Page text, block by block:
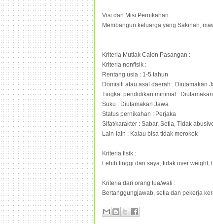
Visi dan Misi Pernikahan :
Membangun keluarga yang Sakinah,
Kriteria Mutlak Calon Pasangan :
Kriteria nonfisik :
Rentang usia : 1-5 tahun
Domisili atau asal daerah : Diutamakan
Tingkat pendidikan minimal : Diutamakan
Suku : Diutamakan Jawa
Status pernikahan : Perjaka
Sifat/karakter : Sabar, Setia, Tidak
Lain-lain : Kalau bisa tidak merokok
Kriteria fisik :
Lebih tinggi dari saya, tidak over weight,
Kriteria dari orang tua/wali :
Bertanggungjawab, setia dan pekerja